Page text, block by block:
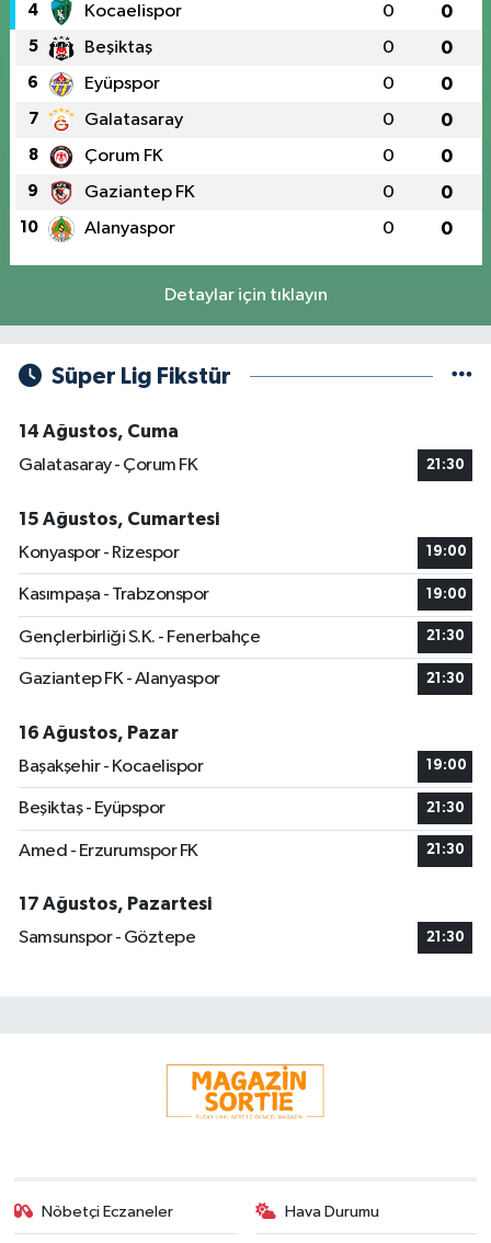
4 Kocaelispor 0 0
5 Beşiktaş 0 0
6 Eyüpspor 0 0
7 Galatasaray 0 0
8 Çorum FK 0 0
9 Gaziantep FK 0 0
10 Alanyaspor 0 0
Detaylar için tıklayın
Süper Lig Fikstür
14 Ağustos, Cuma
Galatasaray - Çorum FK
21:30
15 Ağustos, Cumartesi
Konyaspor - Rizespor
19:00
Kasımpaşa - Trabzonspor 19:00
Gençlerbirliği S.K. - Fenerbahçe 21:30
Gaziantep FK - Alanyaspor 21:30
16 Ağustos, Pazar
Başakşehir - Kocaelispor
19:00
Beşiktaş - Eyüpspor 21:30
Amed - Erzurumspor FK 21:30
17 Ağustos, Pazartesi
Samsunspor - Göztepe
21:30
Nöbetçi Eczaneler Hava Durumu